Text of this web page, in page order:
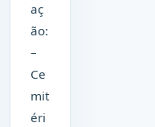
aç
ão:
–
Ce
mit
éri